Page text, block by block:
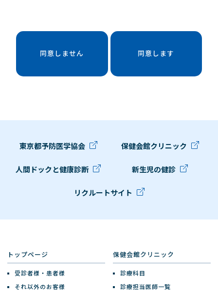
同意しません 同意します
東京都予防医学協会 保健会館クリニック
人間ドックと健康診断 新生児の健診
リクルートサイト
トップページ
受診者様・患者様
それ以外のお客様
保健会館クリニック
診療科目
診療担当医師一覧